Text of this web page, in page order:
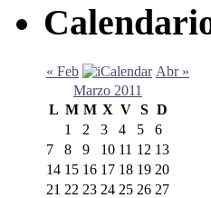
« Feb
Abr »
Marzo 2011
L M M X V S D
1
2 3 4 5
6
7
8 9 10 11 12 13
14 15 16 17 18 19 20
21 22 23 24 25 26 27